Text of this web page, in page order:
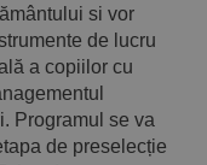
si vor
de lucru
a copiilor cu
Programul se va
de preselecție